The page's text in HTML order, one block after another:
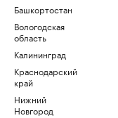
Башкортостан
Вологодская
область
Калининград
Краснодарский
край
Нижний
Новгород